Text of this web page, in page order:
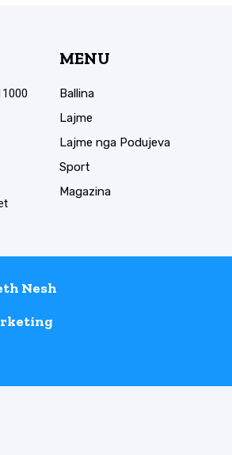
MENU
Ballina
Lajme
Lajme nga Podujeva
Sport
Magazina
Nesh